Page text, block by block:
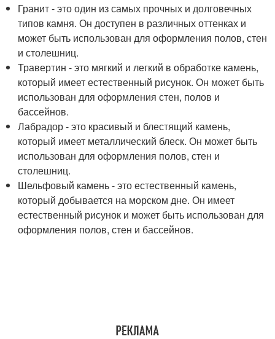
Гранит - это один из самых прочных и долговечных
типов камня. Он доступен в различных оттенках и
может быть использован для оформления полов, стен
и столешниц.
Травертин - это мягкий и легкий в обработке камень,
который имеет естественный рисунок. Он может быть
использован для оформления стен, полов и
бассейнов.
Лабрадор - это красивый и блестящий камень,
который имеет металлический блеск. Он может быть
использован для оформления полов, стен и
столешниц.
Шельфовый камень - это естественный камень,
который добывается на морском дне. Он имеет
естественный рисунок и может быть использован для
оформления полов, стен и бассейнов.